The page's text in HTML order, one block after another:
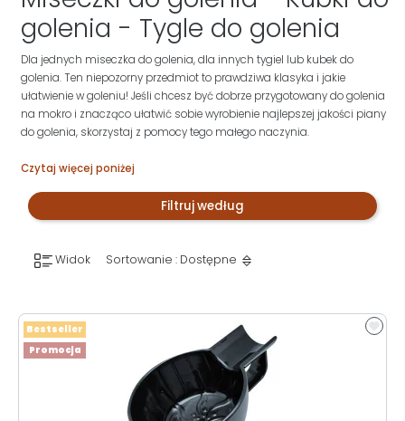
golenia - Tygle do golenia
Dla jednych miseczka do golenia, dla innych tygiel lub kubek do
golenia. Ten niepozorny przedmiot to prawdziwa klasyka i jakie
ułatwienie w goleniu! Jeśli chcesz być dobrze przygotowany do golenia
na mokro i znacząco ułatwić sobie wyrobienie najlepszej jakości piany
do golenia, skorzystaj z pomocy tego małego naczynia.
Czytaj więcej poniżej
Filtruj według
Widok Sortowanie : Dostępne
Promocja
Bestseller